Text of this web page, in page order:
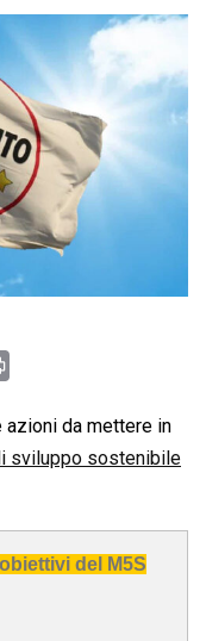
i
n
azioni da mettere in
sviluppo sostenibile
del M5S